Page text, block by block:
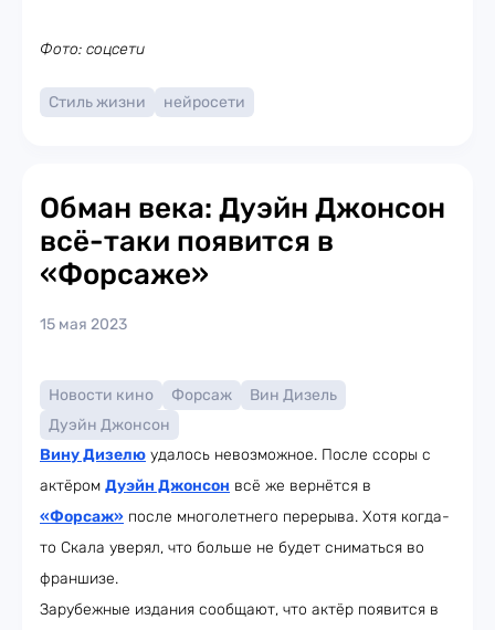
Фото: соцсети
Стиль жизни нейросети
Обман века: Дуэйн Джонсон
всё-таки появится в
«Форсаже»
15 мая 2023
Новости кино Форсаж
Вин Дизель
Дуэйн Джонсон
Вину Дизелю удалось невозможное. После ссоры с
актёром Дуэйн Джонсон всё же вернётся в
«Форсаж» после многолетнего перерыва. Хотя когда-
то Скала уверял, что больше не будет сниматься во
франшизе.
Зарубежные издания сообщают, что актёр появится в